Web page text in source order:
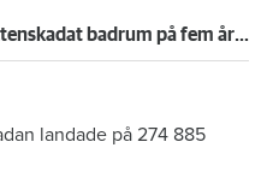
Anmälde inte vattenskadat badrum på fem år – krävs på 125 000 kronor
landade på 274 885